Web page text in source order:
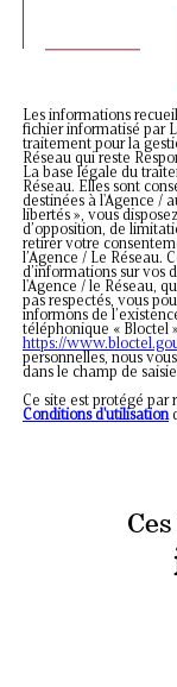
Les informations
fichier informatisé par
traitement pour la
Réseau qui reste
La base légale du
Réseau. Elles sont
destinées à l'Agence /
libertés », vous
d’opposition, de
retirer votre
l’Agence / Le Réseau.
d’informations sur vos
l'Agence / le Réseau,
pas respectés, vous
informons de
téléphonique « Bloctel
https://
personnelles, nous
dans le champ de
Ce site est protégé par
Conditions d'utilisation